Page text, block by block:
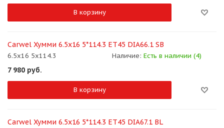
В корзину
Carwel Хумми 6.5x16 5*114.3 ET45 DIA66.1 SB
6.5x16 5x114.3 Наличие: Есть в наличии (4)
7 980 руб.
В корзину
Carwel Хумми 6.5x16 5*114.3 ET45 DIA67.1 BL